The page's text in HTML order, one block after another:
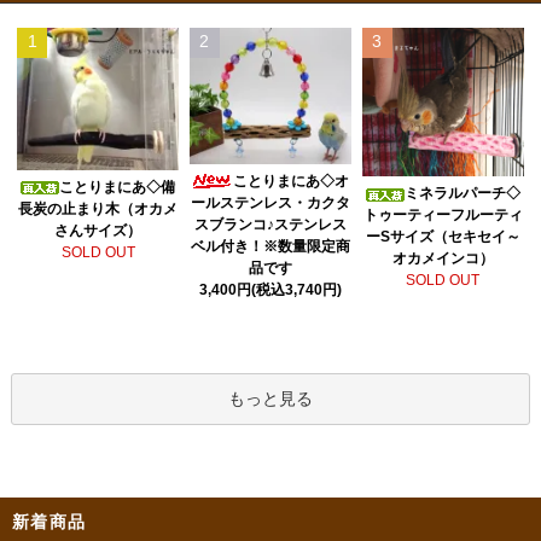
1
ことりまにあ◇備
長炭の止まり木（オカメ
さんサイズ）
SOLD OUT
2
ことりまにあ◇オ
ールステンレス・カクタ
スブランコ♪ステンレス
ベル付き！※数量限定商
品です
3,400円(税込3,740円)
3
ミネラルパーチ◇
トゥーティーフルーティ
ーSサイズ（セキセイ～
オカメインコ）
SOLD OUT
もっと見る
新着商品